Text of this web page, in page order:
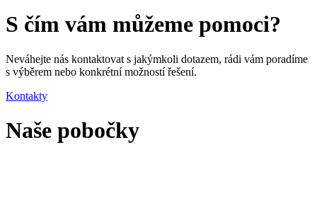
S čím vám můžeme pomoci?
Neváhejte nás kontaktovat s jakýmkoli dotazem, rádi vám poradíme
s výběrem nebo konkrétní možností řešení.
Kontakty
Naše pobočky